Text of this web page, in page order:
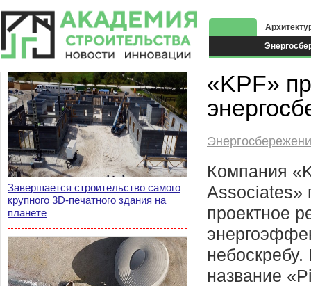
Завершается строительство самого
крупного 3D-печатного здания на
планете
«KPF»
Компания
Associates»
проектное
название